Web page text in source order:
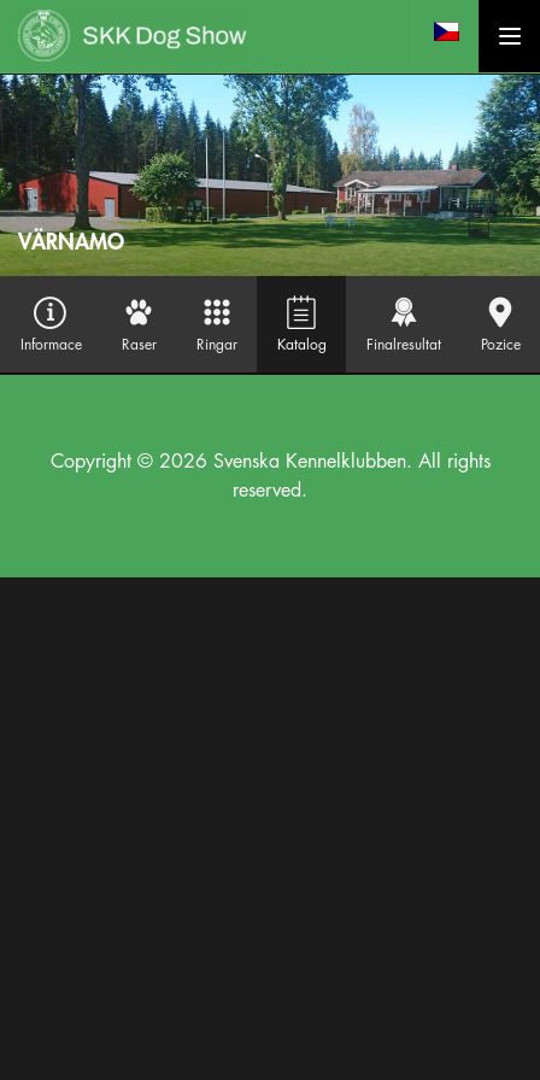
VÄRNAMO
Informace Raser Ringar Katalog Finalresultat Pozice
Copyright © 2026 Svenska Kennelklubben. All rights
reserved.